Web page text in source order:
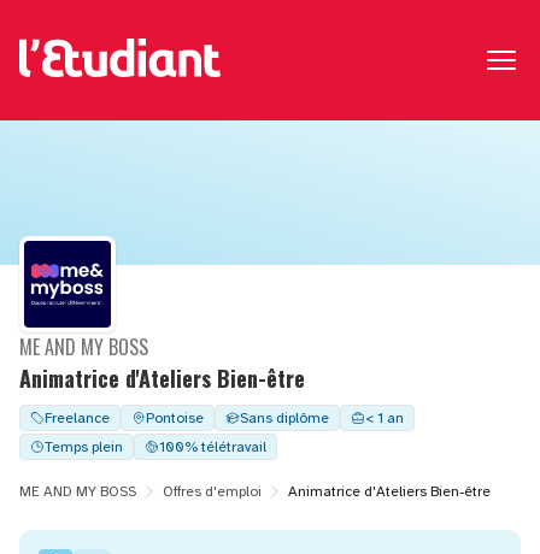
Animatrice d'Ateliers Bien-être
ME AND MY BOSS
Freelance Pontoise Sans diplôme
< 1 an
Temps plein
100% télétravail
ME AND MY BOSS Offres d'emploi Animatrice d'Ateliers Bien-être